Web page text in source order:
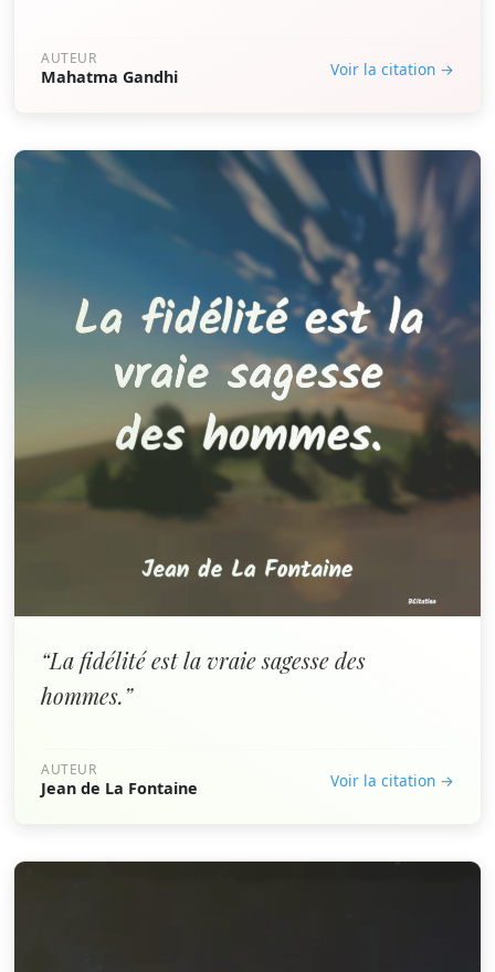
AUTEUR
Mahatma Gandhi Voir la citation →
“La fidélité est la vraie sagesse des
hommes.”
AUTEUR
Jean de La Fontaine Voir la citation →